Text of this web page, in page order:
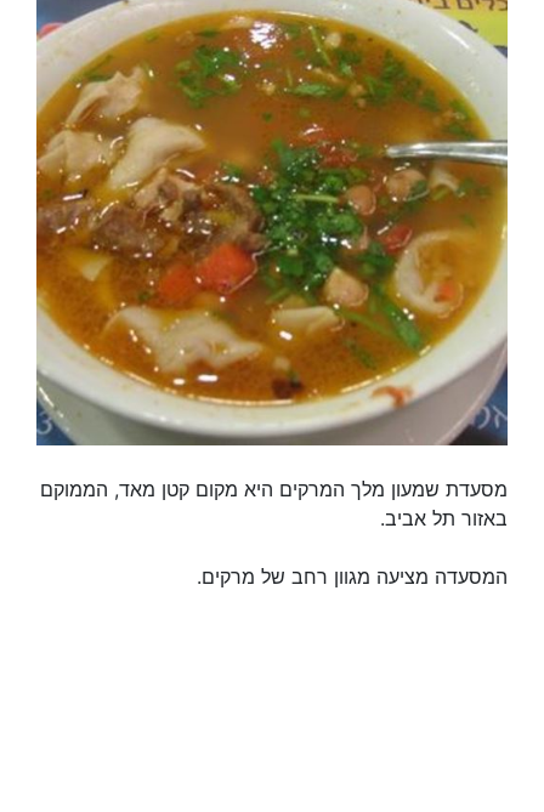
מסעדת שמעון מלך המרקים היא מקום קטן מאד, הממוקם
באזור תל אביב.
המסעדה מציעה מגוון רחב של מרקים.